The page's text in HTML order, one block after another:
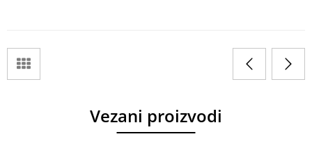
Vezani proizvodi